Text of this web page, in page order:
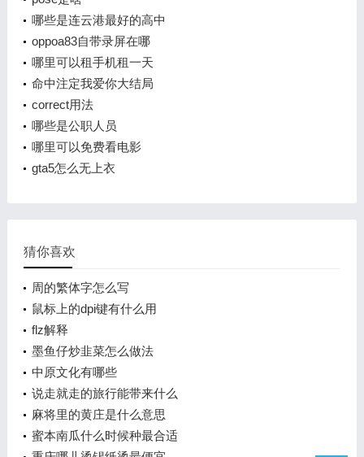
哪些是连云港最好的高中
oppoa83自带录屏在哪
哪里可以租手机租一天
命中注定我爱你大结局
correct用法
哪些是公职人员
哪里可以免费看电影
gta5怎么无上衣
猜你喜欢
周的繁体字怎么写
鼠标上的dpi键有什么用
flz解释
墨鱼仔炒韭菜怎么做法
中原文化有哪些
说走就走的旅行能带来什么
麻将里的黄庄是什么意思
蜜本南瓜什么时候种最合适